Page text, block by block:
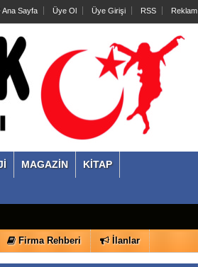
Ana Sayfa Üye Ol Üye Girişi RSS Reklam
MAGAZİN KİTAP
Firma Rehberi İlanlar
Açık Oy, Gizli Tasnif Sancısı ve
Demokrasinin İlk Çok Partili Sınavı:
1946 Seçimleri
Mert Eryılmaz
Türkiye Cumhuriyeti'nin Kurucu Senedi:
Lozan Barış Antlaşması’nın Tarihsel
Gerçekliği ve
Murat Ağırel